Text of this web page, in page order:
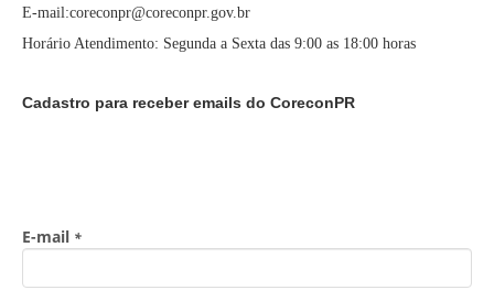
E-mail:coreconpr@coreconpr.gov.br
Horário Atendimento: Segunda a Sexta das 9:00 as 18:00 horas
Cadastro para receber emails do CoreconPR